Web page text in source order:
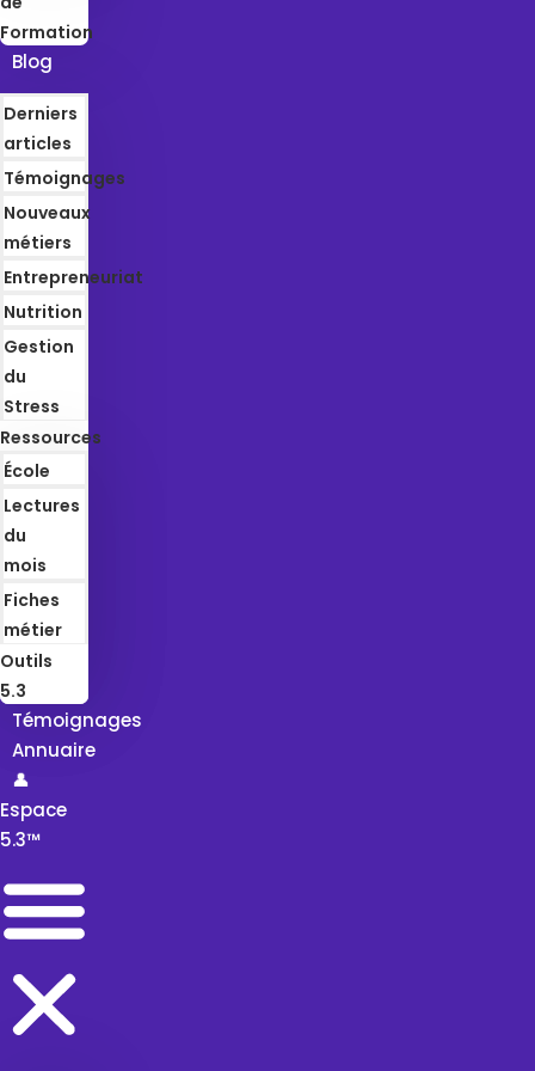
Formation
Blog
Derniers
articles
Témoignages
Nouveaux
métiers
Entrepreneuriat
Nutrition
Gestion
du
Stress
Ressources
École
Lectures
du
mois
Fiches
métier
Outils
5.3
Témoignages
Annuaire
👤
Espace
5.3™